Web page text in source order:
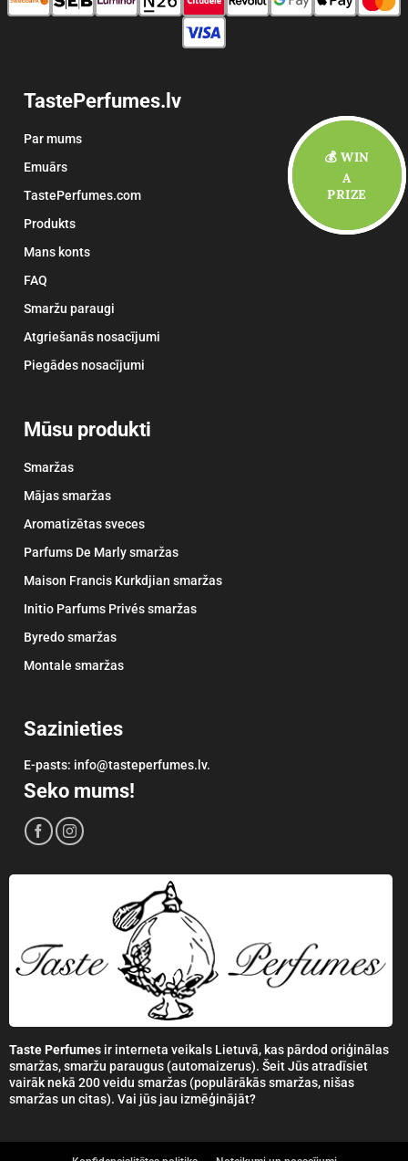
TastePerfumes.lv
Par mums
Emuārs
TastePerfumes.com
Produkts
Mans konts
FAQ
Smaržu paraugi
Atgriešanās nosacījumi
Piegādes nosacījumi
Mūsu produkti
Smaržas
Mājas smaržas
Aromatizētas sveces
Parfums De Marly smaržas
Maison Francis Kurkdjian smaržas
Initio Parfums Privés smaržas
Byredo smaržas
Montale smaržas
Sazinieties
E-pasts: info@tasteperfumes.lv.
Seko mums!
Taste Perfumesir interneta veikals Lietuvā, kas pārdod oriģinālas
smaržas, smaržu paraugus (automaizerus). Šeit Jūs atradīsiet
vairāk nekā 200 veidu smaržas (populārākās smaržas, nišas
smaržas un citas). Vai jūs jau izmēģinājāt?
💰 WIN
A
PRIZE
💰 WIN
A
PRIZE